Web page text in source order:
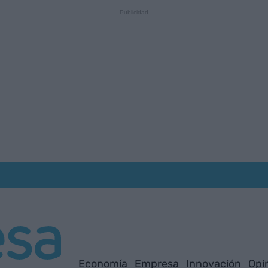
Economía Empresa Innovación